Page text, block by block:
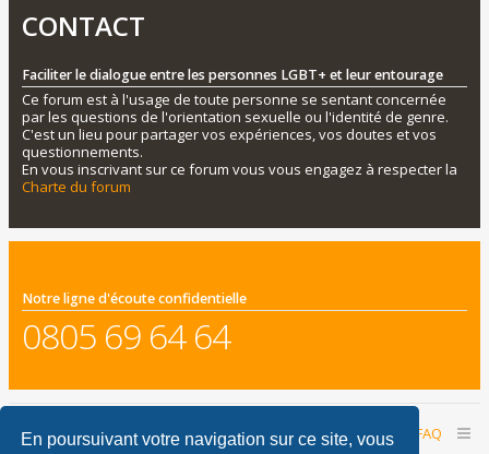
En poursuivant votre navigation sur ce site, vous
CONTACT
Faciliter le dialogue entre les personnes LGBT+ et leur entourage
Ce forum est à l'usage de toute personne se sentant concernée
par les questions de l'orientation sexuelle ou l'identité de genre.
C'est un lieu pour partager vos expériences, vos doutes et vos
questionnements.
En vous inscrivant sur ce forum vous vous engagez à respecter la
Charte du forum
Notre ligne d'écoute confidentielle
0805 69 64 64
Accueil du forum FAQ
Nous contacter